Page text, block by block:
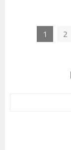
1 2